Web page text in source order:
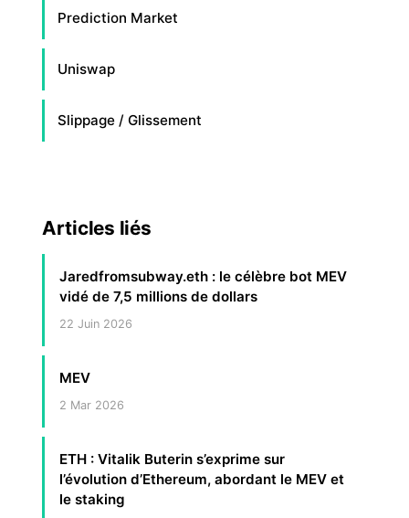
Prediction Market
Uniswap
Slippage / Glissement
Articles liés
Jaredfromsubway.eth : le célèbre bot MEV
vidé de 7,5 millions de dollars
22 Juin 2026
MEV
2 Mar 2026
ETH : Vitalik Buterin s’exprime sur
l’évolution d’Ethereum, abordant le MEV et
le staking